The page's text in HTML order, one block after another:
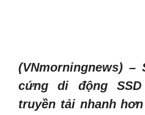
(VNmorningnews) –
cứng di động
truyền tải nhanh